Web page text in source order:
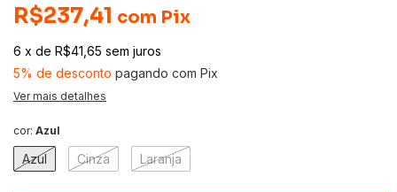
R$237,41 com Pix
6 x de R$41,65 sem juros
5% de desconto pagando com Pix
Ver mais detalhes
cor: Azul
Azul Cinza Laranja